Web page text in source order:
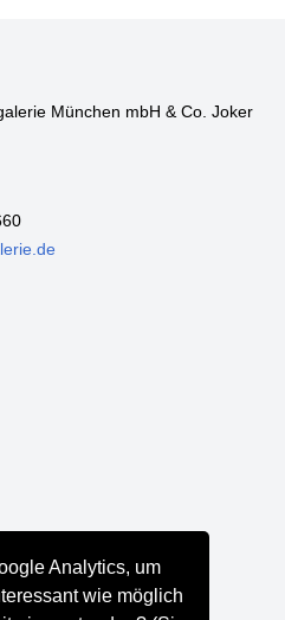
Analytics, um
wie möglich
München mbH & Co. Joker